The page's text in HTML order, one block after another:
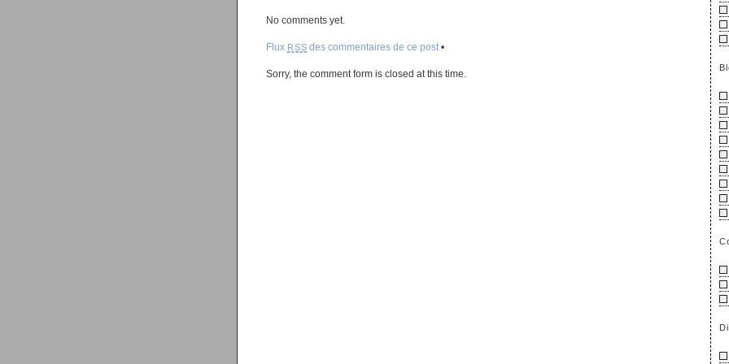
No comments yet.
Flux RSS des commentaires de ce post•
Sorry, the comment form is closed at this time.